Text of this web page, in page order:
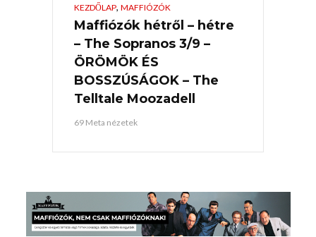
KEZDŐLAP, MAFFIÓZÓK
Maffiózók hétről – hétre
– The Sopranos 3/9 –
ÖRÖMÖK ÉS
BOSSZÚSÁGOK – The
Telltale Moozadell
69 Meta nézetek